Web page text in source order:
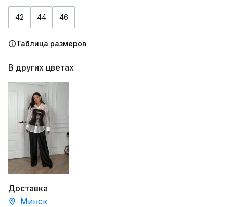
42 44 46
Таблица размеров
В других цветах
Доставка
Минск